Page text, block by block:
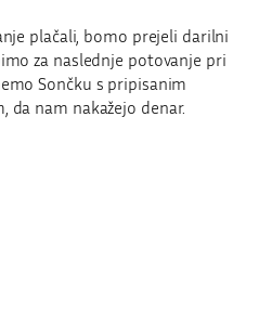
plačali, bomo prejeli darilni
za naslednje potovanje pri
Sončku s pripisanim
da nam nakažejo denar.